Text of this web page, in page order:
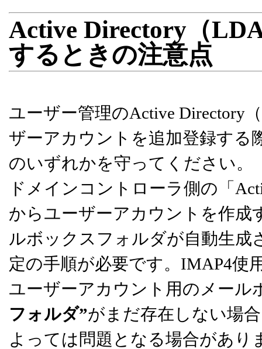
Active Directory（
するときの注意点
ユーザー管理のActive Directory
ザーアカウントを追加登録する
のいずれかを守ってください。
ドメインコントローラ側の「
からユーザーアカウントを作成
ルボックスフォルダが自動生成
定の手順が必要です。IMAP4使
ユーザーアカウント用のメール
フォルダ”がまだ存在しない場
よっては問題となる場合があり